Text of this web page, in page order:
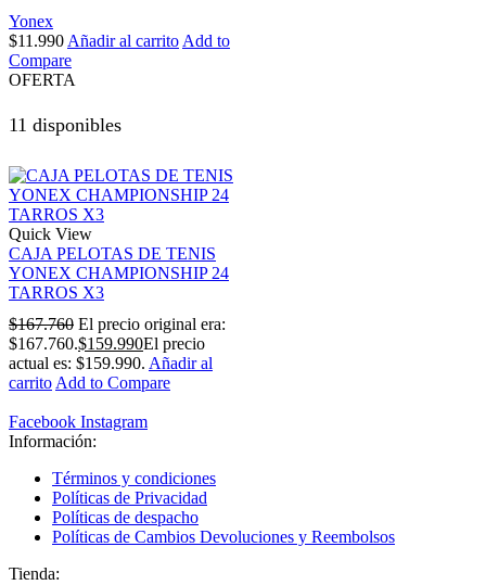
Yonex
$11.990 Añadir al carrito Add to
Compare
OFERTA
11 disponibles
Quick View
CAJA PELOTAS DE TENIS
YONEX CHAMPIONSHIP 24
TARROS X3
$167.760 El precio original era:
$167.760.$159.990El precio
actual es: $159.990. Añadir al
carrito Add to Compare
Facebook Instagram
Información:
Términos y condiciones
Políticas de Privacidad
Políticas de despacho
Políticas de Cambios Devoluciones y Reembolsos
Tienda: